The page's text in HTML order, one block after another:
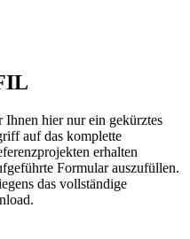
hier nur ein gekürztes
auf das komplette
erhalten
Formular auszufüllen.
das vollständige